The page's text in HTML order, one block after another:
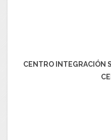
CENTRO INTEGRACIÓN